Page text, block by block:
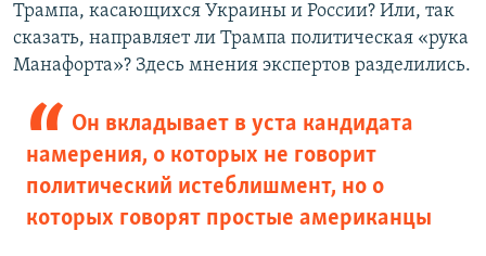
Трампа, касающихся Украины и России? Или, так
сказать, направляет ли Трампа политическая «рука
Манафорта»? Здесь мнения экспертов разделились.
Он вкладывает в уста кандидата
намерения, о которых не говорит
политический истеблишмент, но о
которых говорят простые американцы